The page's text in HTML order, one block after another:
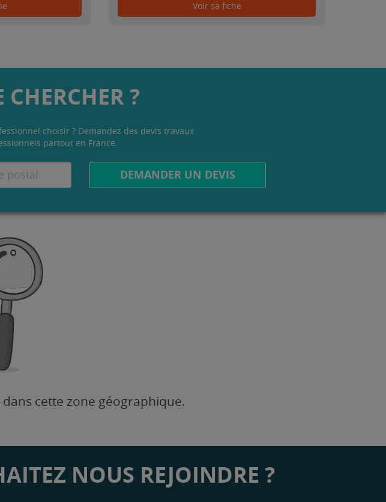
Voir sa fiche
CHERCHER ?
choisir ? Demandez des devis travaux
partout en France.
DEMANDER UN DEVIS
cette zone géographique.
NOUS REJOINDRE ?